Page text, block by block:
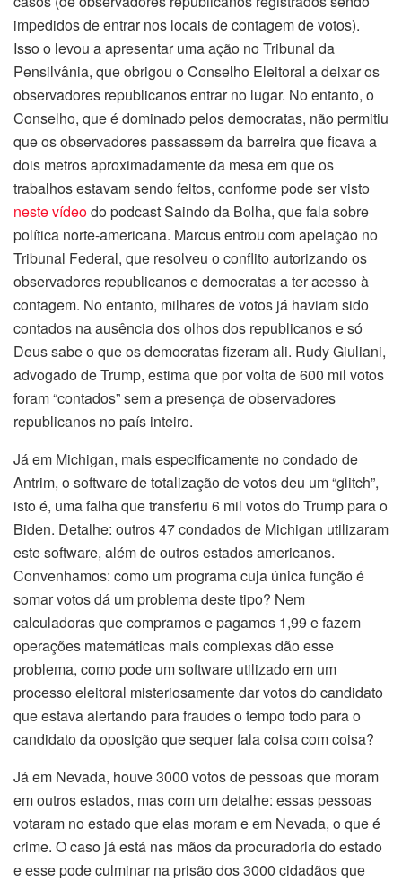
impedidos de entrar nos locais de contagem de votos).
Isso o levou a apresentar uma ação no Tribunal da
Pensilvânia, que obrigou o Conselho Eleitoral a deixar os
observadores republicanos entrar no lugar. No entanto, o
Conselho, que é dominado pelos democratas, não permitiu
que os observadores passassem da barreira que ficava a
dois metros aproximadamente da mesa em que os
trabalhos estavam sendo feitos, conforme pode ser visto
neste vídeodo podcast Saindo da Bolha, que fala sobre
política norte-americana. Marcus entrou com apelação no
Tribunal Federal, que resolveu o conflito autorizando os
observadores republicanos e democratas a ter acesso à
contagem. No entanto, milhares de votos já haviam sido
contados na ausência dos olhos dos republicanos e só
Deus sabe o que os democratas fizeram ali. Rudy Giuliani,
advogado de Trump, estima que por volta de 600 mil votos
foram “contados” sem a presença de observadores
republicanos no país inteiro.
Já em Michigan, mais especificamente no condado de
Antrim, o software de totalização de votos deu um “glitch”,
isto é, uma falha que transferiu 6 mil votos do Trump para o
Biden. Detalhe: outros 47 condados de Michigan utilizaram
este software, além de outros estados americanos.
Convenhamos: como um programa cuja única função é
somar votos dá um problema deste tipo? Nem
calculadoras que compramos e pagamos 1,99 e fazem
operações matemáticas mais complexas dão esse
problema, como pode um software utilizado em um
processo eleitoral misteriosamente dar votos do candidato
que estava alertando para fraudes o tempo todo para o
candidato da oposição que sequer fala coisa com coisa?
Já em Nevada, houve 3000 votos de pessoas que moram
em outros estados, mas com um detalhe: essas pessoas
votaram no estado que elas moram e em Nevada, o que é
crime. O caso já está nas mãos da procuradoria do estado
e esse pode culminar na prisão dos 3000 cidadãos que